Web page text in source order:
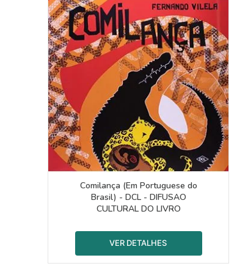
Comilança (Em Portuguese do
Brasil) - DCL - DIFUSAO
CULTURAL DO LIVRO